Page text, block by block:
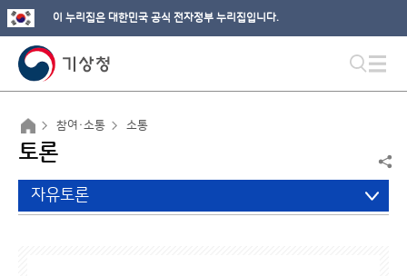
이 누리집은 대한민국 공식 전자정부 누리집입니다.
참여·소통 소통
토론
자유토론